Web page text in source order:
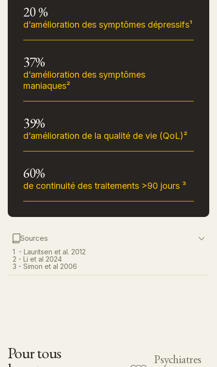
20 %
d’amélioration des symptômes dépressifs¹
37%
d’amélioration des symptômes
maniaques²
39%
d’amélioration de la qualité de vie (QoL)²
60%
de continuité des traitements >90 jours ³
Sources
1 - Lauritsen et al. 2012
2 - Li et al 2024
3 - Simon et al 2006
Pour tous
Psychiatres